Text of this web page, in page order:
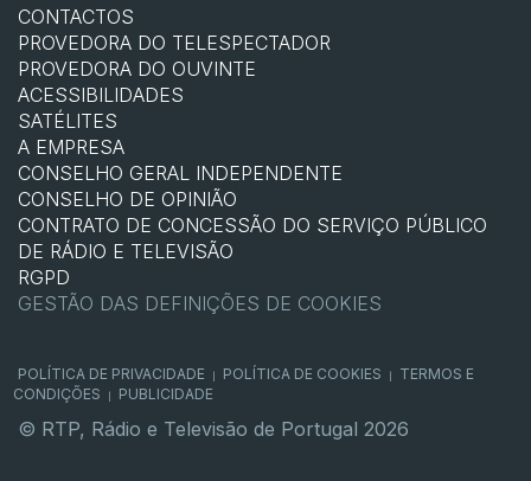
CONTACTOS
PROVEDORA DO TELESPECTADOR
PROVEDORA DO OUVINTE
ACESSIBILIDADES
SATÉLITES
A EMPRESA
CONSELHO GERAL INDEPENDENTE
CONSELHO DE OPINIÃO
CONTRATO DE CONCESSÃO DO SERVIÇO PÚBLICO
DE RÁDIO E TELEVISÃO
RGPD
GESTÃO DAS DEFINIÇÕES DE COOKIES
POLÍTICA DE PRIVACIDADE POLÍTICA DE COOKIES
TERMOS E
CONDIÇÕES
PUBLICIDADE
© RTP, Rádio e Televisão de Portugal 2026